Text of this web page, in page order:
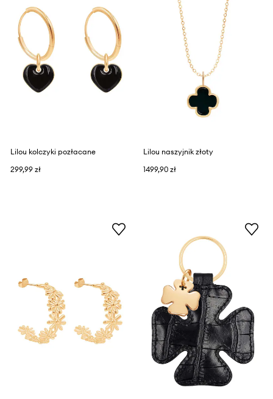
Lilou kolczyki pozłacane
299,99 zł
Lilou naszyjnik złoty
1499,90 zł